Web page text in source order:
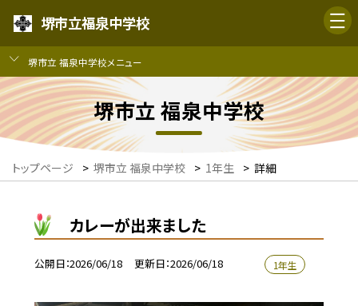
堺市立福泉中学校
堺市立 福泉中学校メニュー
堺市立 福泉中学校
トップページ > 堺市立 福泉中学校 > 1年生 > 詳細
カレーが出来ました
公開日 2026/06/18 更新日 2026/06/18 1年生